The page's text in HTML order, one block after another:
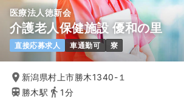
医療法人徳新会
介護老人保健施設 優和の里
直接応募求人 車通勤可 寮
新潟県村上市勝木1340-１
勝木駅
1分